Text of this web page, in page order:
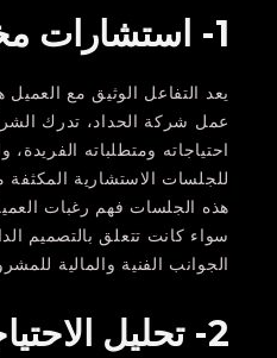
1- استشارات مخصصة:
يعد التفاعل الوثيق مع
عمل شركة الحداد، تدرك
احتياجاته ومتطلباته الفريدة،
للجلسات الاستشارية
هذه الجلسات فهم رغبات
سواء كانت تتعلق بالتصميم
الجوانب الفنية والمالية
2- تحليل الاحتياجات: